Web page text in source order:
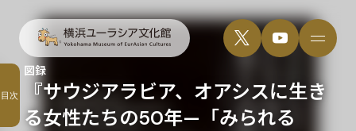
『サウジアラビア、オアシスに生き
る女性たちの50年—「みられる
図録
目次